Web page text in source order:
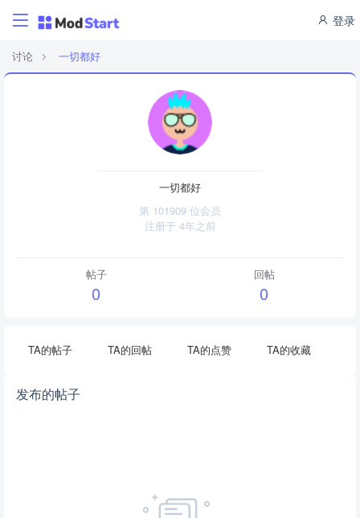
登录
讨论 一切都好
一切都好
第 101909 位会员
注册于 4年之前
帖子
0
回帖
0
TA的帖子 TA的回帖 TA的点赞 TA的收藏
发布的帖子